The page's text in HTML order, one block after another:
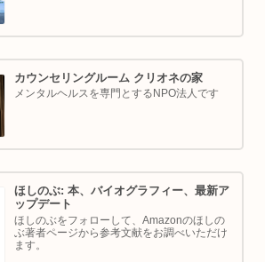
カウンセリングルーム クリオネの家
メンタルヘルスを専門とするNPO法人です
ほしのぶ: 本、バイオグラフィー、最新ア
ップデート
ほしのぶをフォローして、Amazonのほしの
ぶ著者ページから参考文献をお調べいただけ
ます。